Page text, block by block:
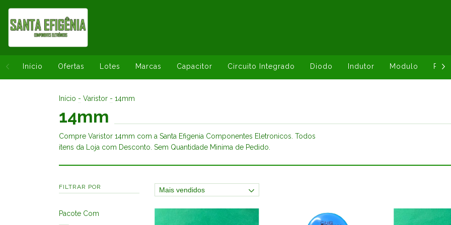
Início Ofertas Lotes Marcas Capacitor Circuito Integrado Diodo Indutor Modulo
Início - Varistor - 14mm
14mm
Compre Varistor 14mm com a Santa Efigenia Componentes Eletronicos. Todos
itens da Loja com Desconto. Sem Quantidade Minima de Pedido.
FILTRAR POR
Pacote Com